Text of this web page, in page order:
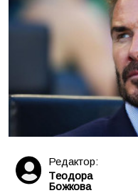
Редактор:
Tеодора
Божкова